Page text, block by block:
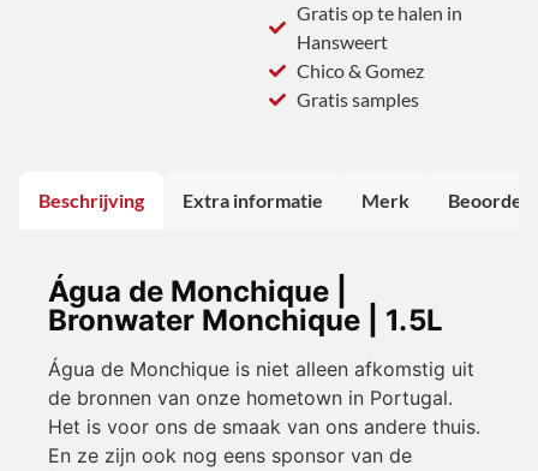
Gratis op te halen in
Hansweert
Chico & Gomez
Gratis samples
Beschrijving Extra informatie Merk
Água de Monchique |
Bronwater Monchique | 1.5L
Água de Monchique is niet alleen afkomstig uit
de bronnen van onze hometown in Portugal.
Het is voor ons de smaak van ons andere thuis.
En ze zijn ook nog eens sponsor van de